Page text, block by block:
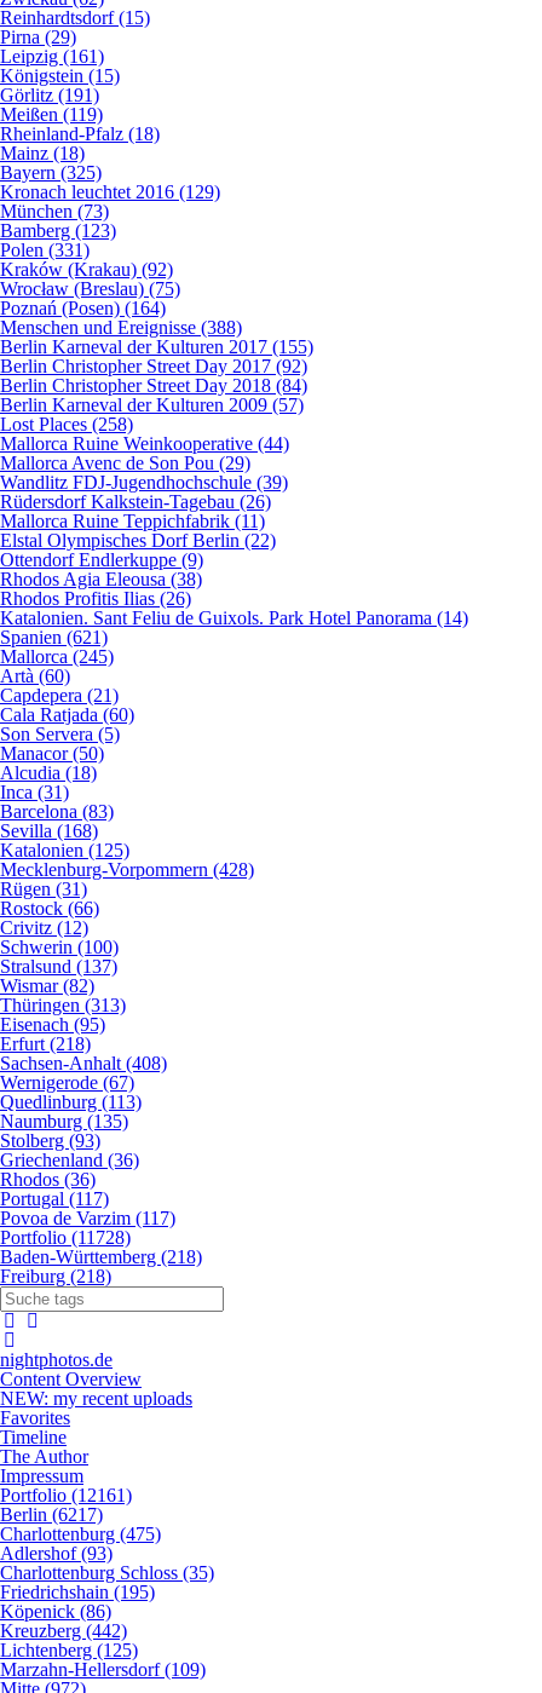
Reinhardtsdorf (15)
Pirna (29)
Leipzig (161)
Königstein (15)
Görlitz (191)
Meißen (119)
Rheinland-Pfalz (18)
Mainz (18)
Bayern (325)
Kronach leuchtet 2016 (129)
München (73)
Bamberg (123)
Polen (331)
Kraków (Krakau) (92)
Wrocław (Breslau) (75)
Poznań (Posen) (164)
Menschen und Ereignisse (388)
Berlin Karneval der Kulturen 2017 (155)
Berlin Christopher Street Day 2017 (92)
Berlin Christopher Street Day 2018 (84)
Berlin Karneval der Kulturen 2009 (57)
Lost Places (258)
Mallorca Ruine Weinkooperative (44)
Mallorca Avenc de Son Pou (29)
Wandlitz FDJ-Jugendhochschule (39)
Rüdersdorf Kalkstein-Tagebau (26)
Mallorca Ruine Teppichfabrik (11)
Elstal Olympisches Dorf Berlin (22)
Ottendorf Endlerkuppe (9)
Rhodos Agia Eleousa (38)
Rhodos Profitis Ilias (26)
Katalonien. Sant Feliu de Guixols. Park Hotel Panorama (14)
Spanien (621)
Mallorca (245)
Artà (60)
Capdepera (21)
Cala Ratjada (60)
Son Servera (5)
Manacor (50)
Alcudia (18)
Inca (31)
Barcelona (83)
Sevilla (168)
Katalonien (125)
Mecklenburg-Vorpommern (428)
Rügen (31)
Rostock (66)
Crivitz (12)
Schwerin (100)
Stralsund (137)
Wismar (82)
Thüringen (313)
Eisenach (95)
Erfurt (218)
Sachsen-Anhalt (408)
Wernigerode (67)
Quedlinburg (113)
Naumburg (135)
Stolberg (93)
Griechenland (36)
Rhodos (36)
Portugal (117)
Povoa de Varzim (117)
Portfolio (11728)
Baden-Württemberg (218)
Freiburg (218)
nightphotos.de
Content Overview
NEW: my recent uploads
Favorites
Timeline
The Author
Impressum
Portfolio (12161)
Berlin (6217)
Charlottenburg (475)
Adlershof (93)
Charlottenburg Schloss (35)
Friedrichshain (195)
Köpenick (86)
Kreuzberg (442)
Lichtenberg (125)
Marzahn-Hellersdorf (109)
Mitte (972)